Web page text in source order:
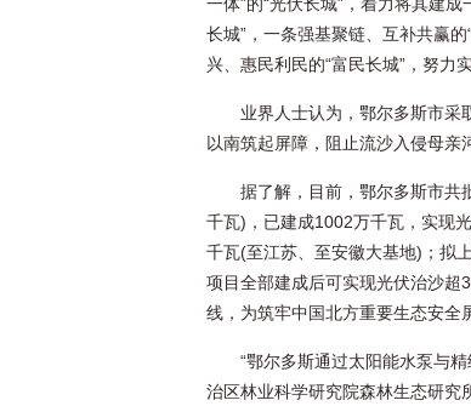
一体”的“光伏长城”，着力将其建
长城”，一条强基聚链、互补共赢
兴、惠民利民的“富民长城”，努力
业界人士认为，鄂尔多斯市采
以南筑起屏障，阻止流沙入侵母亲
据了解，目前，鄂尔多斯市共
千瓦)，已建成1002万千瓦，实现
千瓦(至江苏、至安徽大基地)；拟
项目全部建成后可实现光伏治沙超
线，为筑牢中国北方重要生态安全
“鄂尔多斯通过太阳能水泵与
治区林业科学研究院森林生态研究